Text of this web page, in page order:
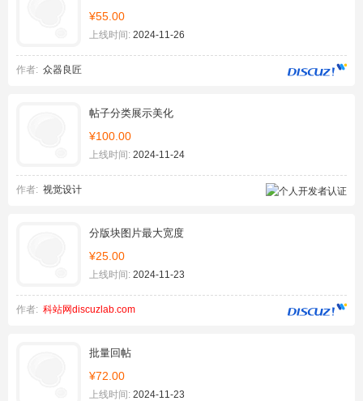
¥55.00
上线时间: 2024-11-26
作者: 众器良匠
帖子分类展示美化
¥100.00
上线时间: 2024-11-24
作者: 视觉设计
分版块图片最大宽度
¥25.00
上线时间: 2024-11-23
作者: 科站网discuzlab.com
批量回帖
¥72.00
上线时间: 2024-11-23